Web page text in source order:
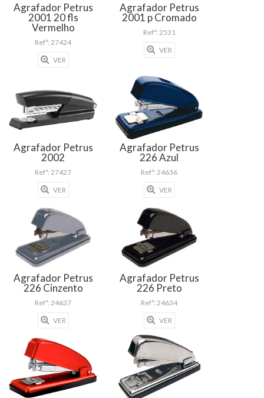
Agrafador Petrus
2001 20 fls
Vermelho
Refª: 27424
VER
Agrafador Petrus
2001 p Cromado
Refª: 2531
VER
Agrafador Petrus
2002
Refª: 27427
VER
Agrafador Petrus
226 Azul
Refª: 24636
VER
Agrafador Petrus
226 Cinzento
Refª: 24637
VER
Agrafador Petrus
226 Preto
Refª: 24634
VER